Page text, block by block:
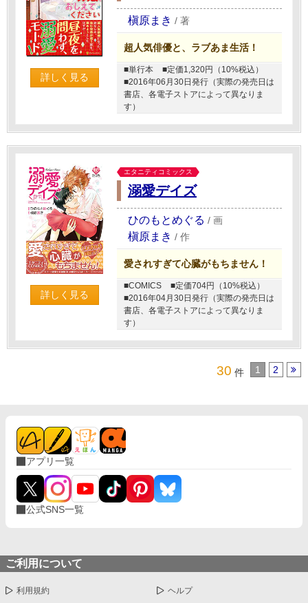
詳しく見る
槇原まき / 著
超人気俳優と、ラブあま生活！
■単行本
■定価1,320円（10%税込）
■2016年06月30日発行（実際の発売日は
書店、各電子ストアによって異なりま
す）
詳しく見る
エタニティコミックス
溺愛デイズ
ひのもとめぐる / 画
槇原まき / 作
愛されすぎて心臓がもちません！
■COMICS
■定価704円（10%税込）
■2016年04月30日発行（実際の発売日は
書店、各電子ストアによって異なりま
す）
30 件 1 2
アプリ一覧
公式SNS一覧
ご利用について
利用規約 ヘルプ